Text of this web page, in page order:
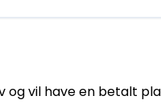
og vil have en betalt